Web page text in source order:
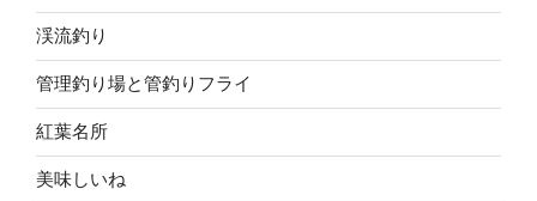
渓流釣り
管理釣り場と管釣りフライ
紅葉名所
美味しいね